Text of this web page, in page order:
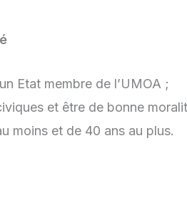
Etat membre de l’UMOA ;
et être de bonne
moins et de 40 ans au plus.